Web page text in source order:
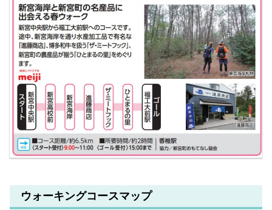
ウォーキングコースマップ